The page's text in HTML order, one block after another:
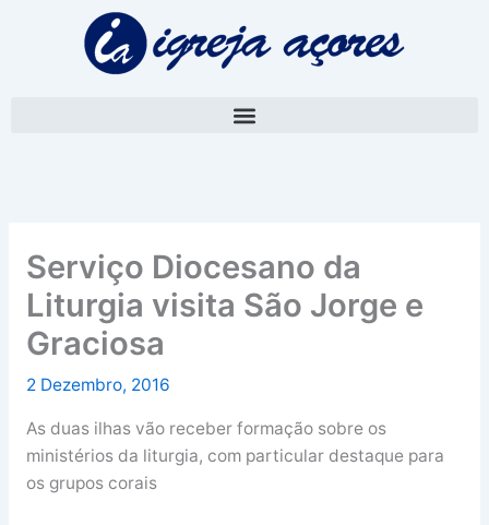
Serviço Diocesano da
Liturgia visita São Jorge e
Graciosa
2 Dezembro, 2016
As duas ilhas vão receber formação sobre os
ministérios da liturgia, com particular destaque para
os grupos corais